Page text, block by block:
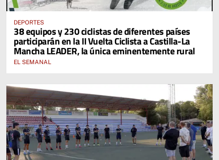
DEPORTES
38 equipos y 230 ciclistas de diferentes países
participarán en la II Vuelta Ciclista a Castilla-La
Mancha LEADER, la única eminentemente rural
EL SEMANAL